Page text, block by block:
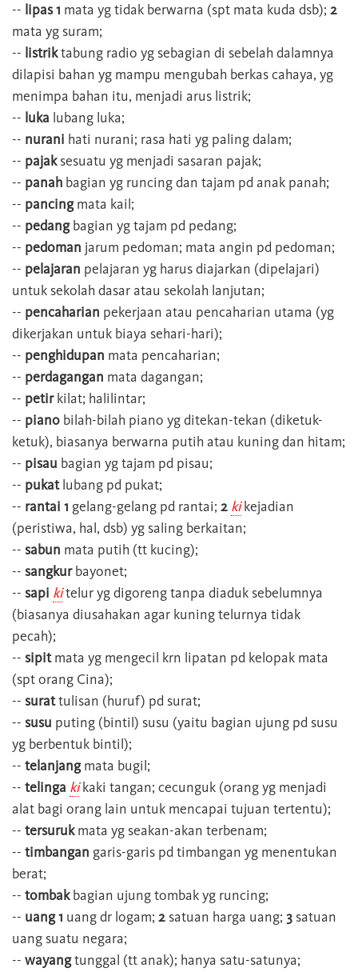
-- lipas 1 mata yg tidak berwarna (spt mata kuda dsb); 2
mata yg suram;
-- listriktabung radio yg sebagian di sebelah dalamnya
dilapisi bahan yg mampu mengubah berkas cahaya, yg
menimpa bahan itu, menjadi arus listrik;
-- luka lubang luka;
-- nurani hati nurani; rasa hati yg paling dalam;
-- pajaksesuatu yg menjadi sasaran pajak;
-- panah bagian yg runcing dan tajam pd anak panah;
-- pancingmata kail;
-- pedangbagian yg tajam pd pedang;
-- pedoman jarum pedoman; mata angin pd pedoman;
-- pelajaran pelajaran yg harus diajarkan (dipelajari)
untuk sekolah dasar atau sekolah lanjutan;
-- pencaharian pekerjaan atau pencaharian utama (yg
dikerjakan untuk biaya sehari-hari);
-- penghidupan mata pencaharian;
-- perdagangan mata dagangan;
-- petirkilat; halilintar;
-- piano bilah-bilah piano yg ditekan-tekan (diketuk-
ketuk), biasanya berwarna putih atau kuning dan hitam;
-- pisau bagian yg tajam pd pisau;
-- pukatlubang pd pukat;
-- rantai 1 gelang-gelang pd rantai; 2 kikejadian
(peristiwa, hal, dsb) yg saling berkaitan;
-- sabun mata putih (tt kucing);
-- sangkurbayonet;
-- sapi kitelur yg digoreng tanpa diaduk sebelumnya
(biasanya diusahakan agar kuning telurnya tidak
pecah);
-- sipitmata yg mengecil krn lipatan pd kelopak mata
(spt orang Cina);
-- surattulisan (huruf) pd surat;
-- susu puting (bintil) susu (yaitu bagian ujung pd susu
yg berbentuk bintil);
-- telanjangmata bugil;
-- telinga kikaki tangan; cecunguk (orang yg menjadi
alat bagi orang lain untuk mencapai tujuan tertentu);
-- tersurukmata yg seakan-akan terbenam;
-- timbangan garis-garis pd timbangan yg menentukan
berat;
-- tombakbagian ujung tombak yg runcing;
-- uang 1 uang dr logam; 2 satuan harga uang; 3 satuan
uang suatu negara;
-- wayangtunggal (tt anak); hanya satu-satunya;